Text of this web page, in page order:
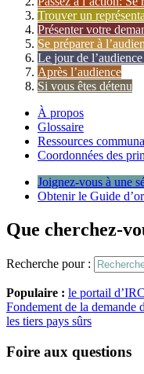
Trouver un
Présenter votre
Se préparer à
Le jour de
Après l’audience
Si vous êtes détenu
À propos
Glossaire
Ressources
Coordonnées des
Joignez-vous à une
Obtenir le Guide
Que cherchez-
Recherche pour :
Populaire : le portail
Fondement de la demande
les tiers pays sûrs
Foire aux questions